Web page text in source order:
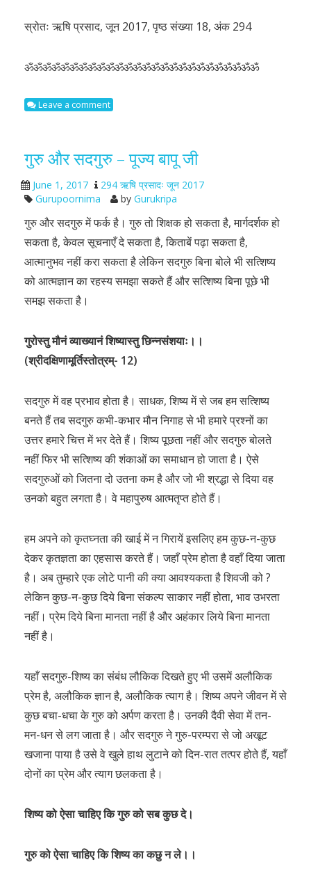
स्रोतः ऋषि प्रसाद, जून 2017, पृष्ठ संख्या 18, अंक 294
ॐॐॐॐॐॐॐॐॐॐॐॐॐॐॐॐॐॐॐॐॐॐॐॐॐॐ
Leave a comment
गुरु और सदगुरु – पूज्य बापू जी
June 1, 2017
294 ऋषि प्रसादः जून 2017
Gurupoornima
by Gurukripa
गुरु और सदगुरु में फर्क है। गुरु तो शिक्षक हो सकता है, मार्गदर्शक हो
सकता है, केवल सूचनाएँ दे सकता है, किताबें पढ़ा सकता है,
आत्मानुभव नहीं करा सकता है लेकिन सदगुरु बिना बोले भी सत्शिष्य
को आत्मज्ञान का रहस्य समझा सकते हैं और सत्शिष्य बिना पूछे भी
समझ सकता है।
गुरोस्तु मौनं व्याख्यानं शिष्यास्तु छिन्नसंशयाः।।
(श्रीदक्षिणामूर्तिस्तोत्रम्- 12)
सदगुरु में वह प्रभाव होता है। साधक, शिष्य में से जब हम सत्शिष्य
बनते हैं तब सदगुरु कभी-कभार मौन निगाह से भी हमारे प्रश्नों का
उत्तर हमारे चित्त में भर देते हैं। शिष्य पूछता नहीं और सदगुरु बोलते
नहीं फिर भी सत्शिष्य की शंकाओं का समाधान हो जाता है। ऐसे
सदगुरुओं को जितना दो उतना कम है और जो भी श्रद्धा से दिया वह
उनको बहुत लगता है। वे महापुरुष आत्मतृप्त होते हैं।
हम अपने को कृतघ्नता की खाई में न गिरायें इसलिए हम कुछ-न-कुछ
देकर कृतज्ञता का एहसास करते हैं। जहाँ प्रेम होता है वहाँ दिया जाता
है। अब तुम्हारे एक लोटे पानी की क्या आवश्यकता है शिवजी को ?
लेकिन कुछ-न-कुछ दिये बिना संकल्प साकार नहीं होता, भाव उभरता
नहीं। प्रेम दिये बिना मानता नहीं है और अहंकार लिये बिना मानता
नहीं है।
यहाँ सदगुरु-शिष्य का संबंध लौकिक दिखते हुए भी उसमें अलौकिक
प्रेम है, अलौकिक ज्ञान है, अलौकिक त्याग है। शिष्य अपने जीवन में से
कुछ बचा-धचा के गुरु को अर्पण करता है। उनकी दैवी सेवा में तन-
मन-धन से लग जाता है। और सदगुरु ने गुरु-परम्परा से जो अखूट
खजाना पाया है उसे वे खुले हाथ लुटाने को दिन-रात तत्पर होते हैं, यहाँ
दोनों का प्रेम और त्याग छलकता है।
शिष्य को ऐसा चाहिए कि गुरु को सब कुछ दे।
गुरु को ऐसा चाहिए कि शिष्य का कछु न ले।।